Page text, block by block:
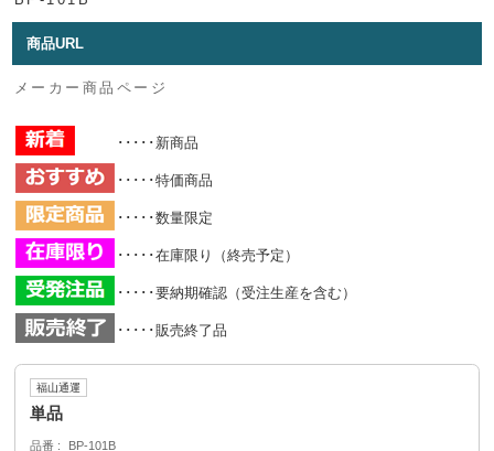
商品URL
メーカー商品ページ
･････新商品
･････特価商品
･････数量限定
･････在庫限り（終売予定）
･････要納期確認（受注生産を含む）
･････販売終了品
福山通運
単品
品番
BP-101B